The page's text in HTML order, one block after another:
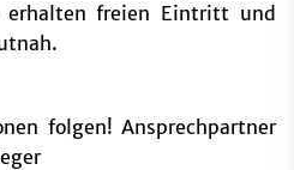
erhalten freien Eintritt und
folgen! Ansprechpartner